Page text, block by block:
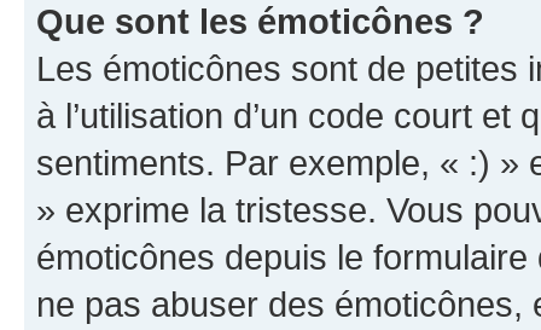
Que sont les émoticônes ?
Les émoticônes sont de petites
à l’utilisation d’un code court et
sentiments. Par exemple, « :) »
» exprime la tristesse. Vous
émoticônes depuis le
ne pas abuser des